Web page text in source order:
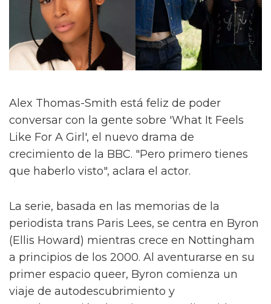
Alex Thomas-Smith está feliz de poder
conversar con la gente sobre 'What It Feels
Like For A Girl', el nuevo drama de
crecimiento de la BBC. "Pero primero tienes
que haberlo visto", aclara el actor.
La serie, basada en las memorias de la
periodista trans Paris Lees, se centra en Byron
(Ellis Howard) mientras crece en Nottingham
a principios de los 2000. Al aventurarse en su
primer espacio queer, Byron comienza un
viaje de autodescubrimiento y